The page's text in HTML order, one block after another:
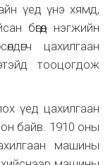
үед үнэ хямд,
бөгөөд нэгжийн
цахилгаан
тооцогдож
үед цахилгаан
байв. 1910 оны
машины